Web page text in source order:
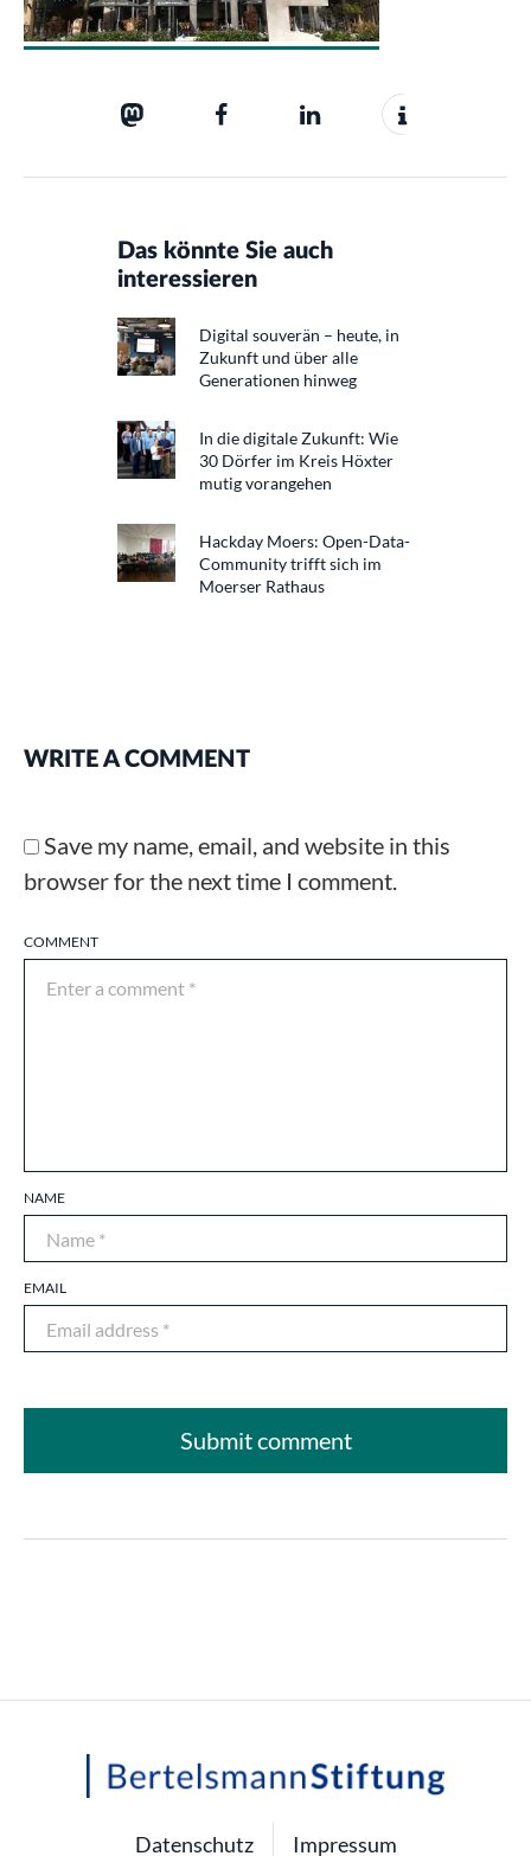
Das könnte Sie auch
interessieren
Digital souverän – heute, in
Zukunft und über alle
Generationen hinweg
In die digitale Zukunft: Wie
30 Dörfer im Kreis Höxter
mutig vorangehen
Hackday Moers: Open-Data-
Community trifft sich im
Moerser Rathaus
WRITE A COMMENT
COMMENT
NAME
EMAIL
Save my name, email, and website in this
browser for the next time I comment.
Datenschutz Impressum